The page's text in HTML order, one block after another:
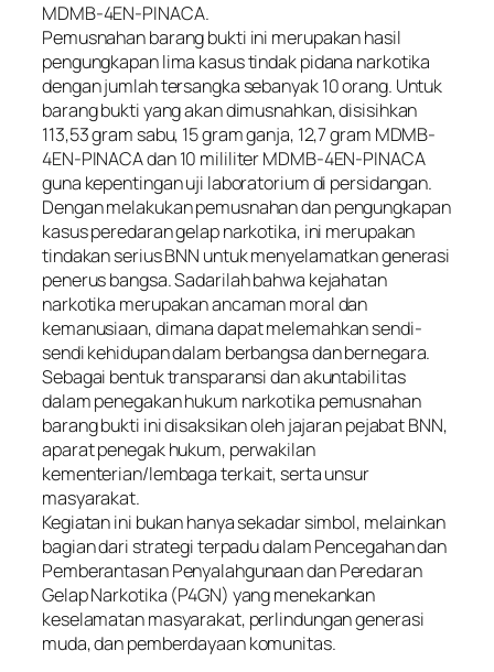
MDMB-4EN-PINACA.
Pemusnahan barang bukti ini merupakan hasil
pengungkapan lima kasus tindak pidana narkotika
dengan jumlah tersangka sebanyak 10 orang. Untuk
barang bukti yang akan dimusnahkan, disisihkan
113,53 gram sabu, 15 gram ganja, 12,7 gram MDMB-
4EN-PINACA dan 10 mililiter MDMB-4EN-PINACA
guna kepentingan uji laboratorium di persidangan.
Dengan melakukan pemusnahan dan pengungkapan
kasus peredaran gelap narkotika, ini merupakan
tindakan serius BNN untuk menyelamatkan generasi
penerus bangsa. Sadarilah bahwa kejahatan
narkotika merupakan ancaman moral dan
kemanusiaan, dimana dapat melemahkan sendi-
sendi kehidupan dalam berbangsa dan bernegara.
Sebagai bentuk transparansi dan akuntabilitas
dalam penegakan hukum narkotika pemusnahan
barang bukti ini disaksikan oleh jajaran pejabat BNN,
aparat penegak hukum, perwakilan
kementerian/lembaga terkait, serta unsur
masyarakat.
Kegiatan ini bukan hanya sekadar simbol, melainkan
bagian dari strategi terpadu dalam Pencegahan dan
Pemberantasan Penyalahgunaan dan Peredaran
Gelap Narkotika (P4GN) yang menekankan
keselamatan masyarakat, perlindungan generasi
muda, dan pemberdayaan komunitas.